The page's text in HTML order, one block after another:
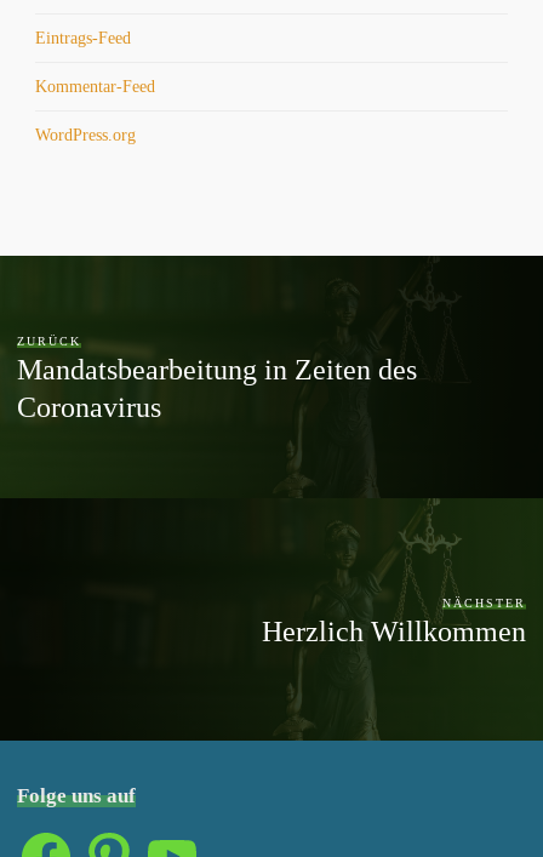
Eintrags-Feed
Kommentar-Feed
WordPress.org
ZURÜCK
Mandatsbearbeitung in Zeiten des
Coronavirus
NÄCHSTER
Herzlich Willkommen
Folge uns auf
Facebook Pinterest YouTube